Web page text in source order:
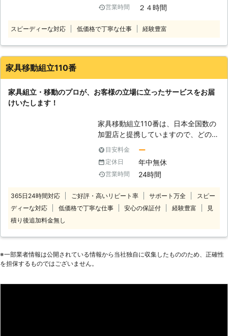
営業時間 ２４時間
スピーディーな対応 低価格で丁寧な仕事 経験豊富
家具移動組立110番
家具組立・移動のプロが、お客様の立場に立ったサービスをお届
けいたします！
家具移動組立110番は、日本全国数の
加盟店と提携していますので、どの地
方にお住まいのお客様でも迅速に対応
いたします。 コールセンターでは24
時間365日年中無休でお電話を受け付
けています。 深夜でも早朝でもお客
話ください。 コールセンターのスタ
ッフがお客様のお悩みをお聞きしま
ほしい」 「説明書を見ても家具の組
立がうまくいかないから対応してほし
立110番をご利用ください。 大きくて
目安料金 ー
定休日 年中無休
営業時間 24時間
365日24時間対応 ご好評・高いリピート率 サポート万全
スピー
ディーな対応
低価格で丁寧な仕事 安心の保証付 経験豊富
見
積り後追加料金無し
※⼀部業者情報は公開されている情報から当社独⾃に収集したもののため、正確性
を担保するものではございません。